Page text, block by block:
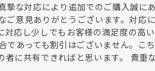
な対応により追加でのご購入誠に
意見ありがとうございます。対応
応し少しでもお客様の満足度の高
あっても割引はございません。こ
に共有できればと思います。 貴重